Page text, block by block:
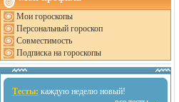
Мои гороскопы
Персональный гороскоп
Совместимость
Подписка на гороскопы
Тесты: каждую неделю новый!